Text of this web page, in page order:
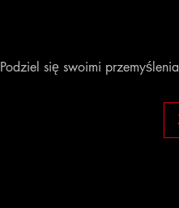
Podziel się swoimi